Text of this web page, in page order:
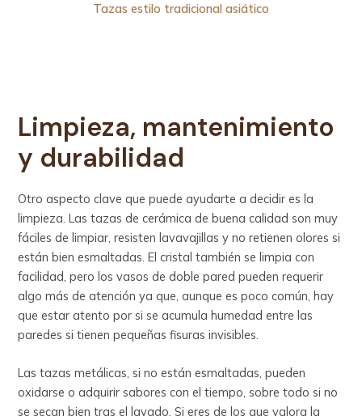
Tazas estilo tradicional asiático
Limpieza, mantenimiento
y durabilidad
Otro aspecto clave que puede ayudarte a decidir es la
limpieza. Las tazas de cerámica de buena calidad son muy
fáciles de limpiar, resisten lavavajillas y no retienen olores si
están bien esmaltadas. El cristal también se limpia con
facilidad, pero los vasos de doble pared pueden requerir
algo más de atención ya que, aunque es poco común, hay
que estar atento por si se acumula humedad entre las
paredes si tienen pequeñas fisuras invisibles.
Las tazas metálicas, si no están esmaltadas, pueden
oxidarse o adquirir sabores con el tiempo, sobre todo si no
se secan bien tras el lavado. Si eres de los que valora la